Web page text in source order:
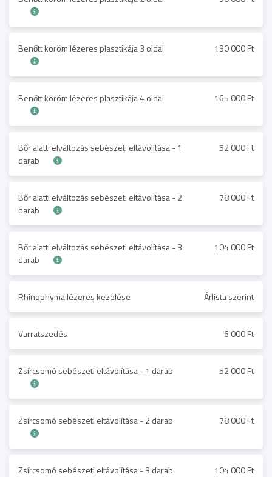
Benőtt köröm lézeres plasztikája 3 oldal 130 000 Ft
Benőtt köröm lézeres plasztikája 4 oldal 165 000 Ft
Bőr alatti elváltozás sebészeti eltávolítása - 1
darab
52 000 Ft
Bőr alatti elváltozás sebészeti eltávolítása - 2
darab
78 000 Ft
Bőr alatti elváltozás sebészeti eltávolítása - 3
darab
104 000 Ft
Rhinophyma lézeres kezelése Árlista szerint
Varratszedés 6 000 Ft
Zsírcsomó sebészeti eltávolítása - 1 darab 52 000 Ft
Zsírcsomó sebészeti eltávolítása - 2 darab 78 000 Ft
Zsírcsomó sebészeti eltávolítása - 3 darab 104 000 Ft